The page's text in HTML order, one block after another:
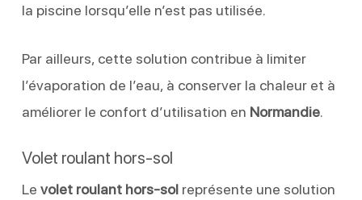
la piscine lorsqu’elle n’est pas utilisée.
Par ailleurs, cette solution contribue à limiter
l’évaporation de l’eau, à conserver la chaleur et à
améliorer le confort d’utilisation en Normandie.
Volet roulant hors-sol
Le volet roulant hors-solreprésente une solution